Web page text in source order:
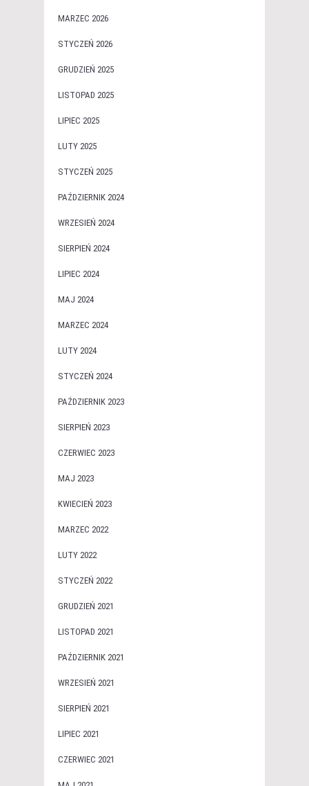
MARZEC 2026
STYCZEŃ 2026
GRUDZIEŃ 2025
LISTOPAD 2025
LIPIEC 2025
LUTY 2025
STYCZEŃ 2025
PAŹDZIERNIK 2024
WRZESIEŃ 2024
SIERPIEŃ 2024
LIPIEC 2024
MAJ 2024
MARZEC 2024
LUTY 2024
STYCZEŃ 2024
PAŹDZIERNIK 2023
SIERPIEŃ 2023
CZERWIEC 2023
MAJ 2023
KWIECIEŃ 2023
MARZEC 2022
LUTY 2022
STYCZEŃ 2022
GRUDZIEŃ 2021
LISTOPAD 2021
PAŹDZIERNIK 2021
WRZESIEŃ 2021
SIERPIEŃ 2021
LIPIEC 2021
CZERWIEC 2021